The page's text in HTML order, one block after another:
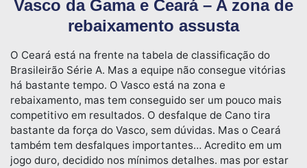
Vasco da Gama e Ceará – A zona de
rebaixamento assusta
O Ceará está na frente na tabela de classificação do
Brasileirão Série A. Mas a equipe não consegue vitórias
há bastante tempo. O Vasco está na zona e
rebaixamento, mas tem conseguido ser um pouco mais
competitivo em resultados. O desfalque de Cano tira
bastante da força do Vasco, sem dúvidas. Mas o Ceará
também tem desfalques importantes… Acredito em um
jogo duro, decidido nos mínimos detalhes. mas por estar